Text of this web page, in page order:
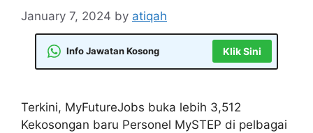
January 7, 2024 by atiqah
Info Jawatan Kosong Klik Sini
Terkini, MyFutureJobs buka lebih 3,512
Kekosongan baru Personel MySTEP di pelbagai